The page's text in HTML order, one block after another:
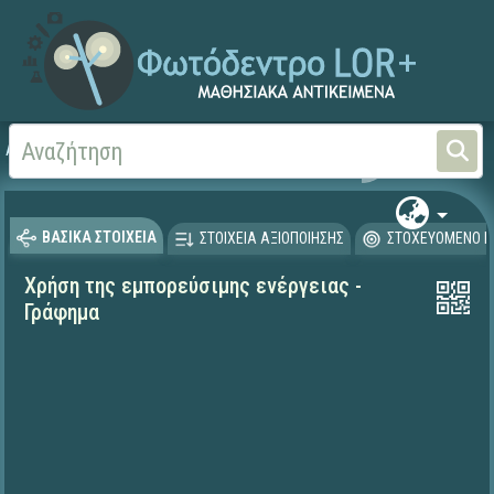
Αρχική Γεωγραφία-Γεωλογία
ΒΑΣΙΚΑ ΣΤΟΙΧΕΙΑ ΣΤΟΙΧΕΙΑ ΑΞΙΟΠΟΙΗΣΗΣ ΣΤΟΧΕΥΟΜΕΝΟ
Χρήση της εμπορεύσιμης ενέργειας -
Γράφημα